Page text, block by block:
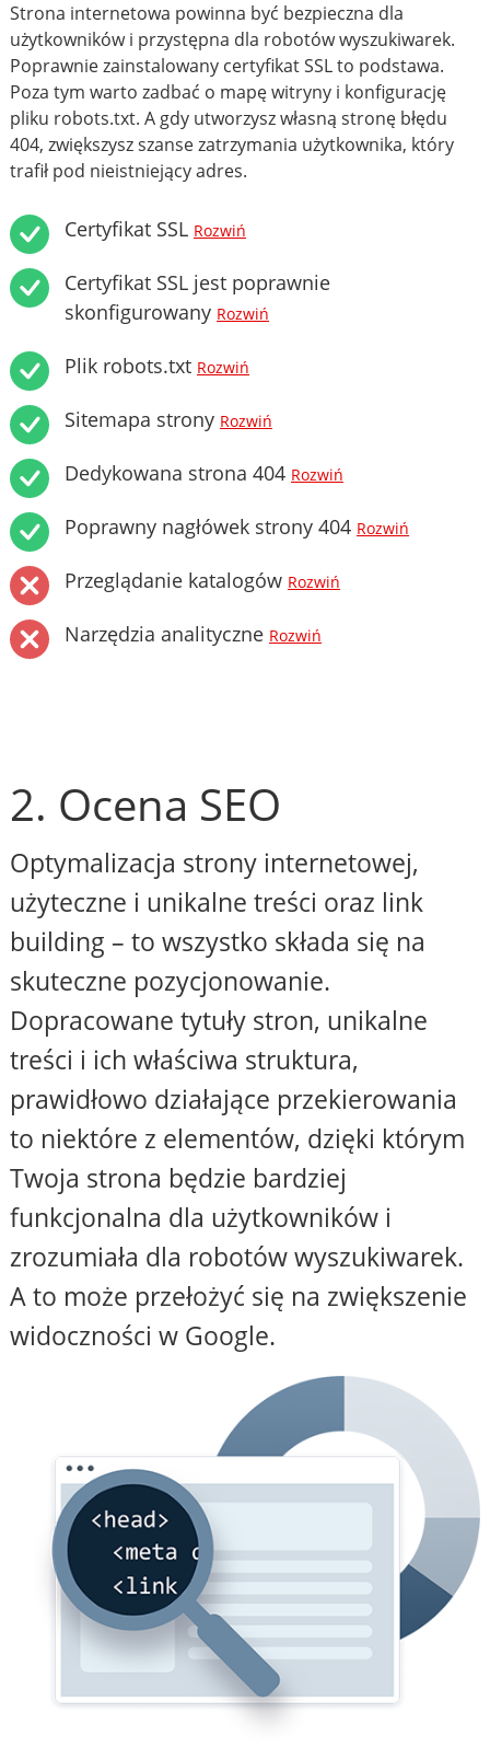
Strona internetowa powinna być bezpieczna dla
użytkowników i przystępna dla robotów wyszukiwarek.
Poprawnie zainstalowany certyfikat SSL to podstawa.
Poza tym warto zadbać o mapę witryny i konfigurację
pliku robots.txt. A gdy utworzysz własną stronę błędu
404, zwiększysz szanse zatrzymania użytkownika, który
trafił pod nieistniejący adres.
Certyfikat SSL Rozwiń
Certyfikat SSL jest poprawnie
skonfigurowany Rozwiń
Plik robots.txt Rozwiń
Sitemapa strony Rozwiń
Dedykowana strona 404 Rozwiń
Poprawny nagłówek strony 404 Rozwiń
Przeglądanie katalogów Rozwiń
Narzędzia analityczne Rozwiń
2. Ocena SEO
Optymalizacja strony internetowej,
użyteczne i unikalne treści oraz link
building – to wszystko składa się na
skuteczne pozycjonowanie.
Dopracowane tytuły stron, unikalne
treści i ich właściwa struktura,
prawidłowo działające przekierowania
to niektóre z elementów, dzięki którym
Twoja strona będzie bardziej
funkcjonalna dla użytkowników i
zrozumiała dla robotów wyszukiwarek.
A to może przełożyć się na zwiększenie
widoczności w Google.